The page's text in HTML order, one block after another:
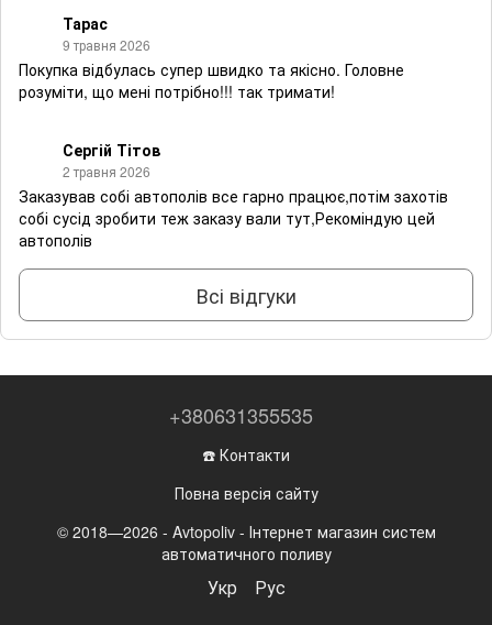
Тарас
9 травня 2026
Покупка відбулась супер швидко та якісно. Головне
розуміти, що мені потрібно!!! так тримати!
Сергій Тітов
2 травня 2026
Заказував собі автополів все гарно працює,потім захотів
собі сусід зробити теж заказу вали тут,Рекоміндую цей
автополів
Всі відгуки
+380631355535
☎️ Контакти
Повна версія сайту
© 2018—2026 - Avtopoliv - Інтернет магазин систем
автоматичного поливу
Укр Рус